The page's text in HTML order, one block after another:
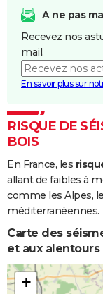
A ne pas
Recevez nos
mail.
En savoir plus sur
RISQUE DE
BOIS
En France, les
allant de faibles à
comme les Alpes,
méditerranéennes.
Carte des
et aux alentours
+